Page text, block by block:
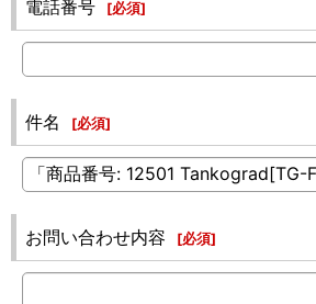
電話番号 [必須]
件名 [必須]
お問い合わせ内容 [必須]